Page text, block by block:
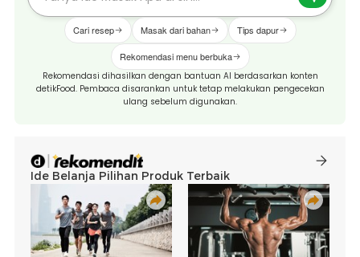
Cari resep Masak dari bahan Tips dapur
Rekomendasi menu berbuka
Rekomendasi dihasilkan dengan bantuan AI berdasarkan konten
detikFood. Pembaca disarankan untuk tetap melakukan pengecekan
ulang sebelum digunakan.